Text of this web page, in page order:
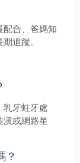
合、爸媽知
追蹤。
乳牙蛀牙處
或網路星
？